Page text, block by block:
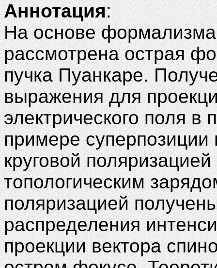
Аннотация:
На основе
рассмотрена острая
пучка Пуанкаре.
выражения для
электрического поля в
примере
круговой
топологическим
поляризацией
распределения
проекции вектора